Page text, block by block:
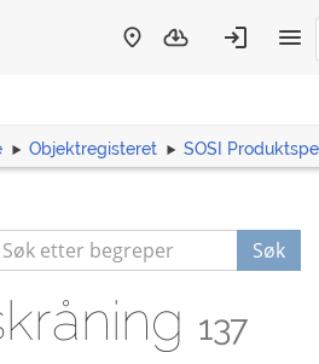
Objektregisteret SOSI
Søk
137